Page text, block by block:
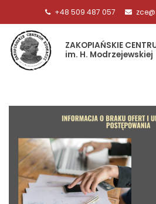
+48 509 487 057
ZAKOPIAŃSKIE
im. H. Modrzejewskiej